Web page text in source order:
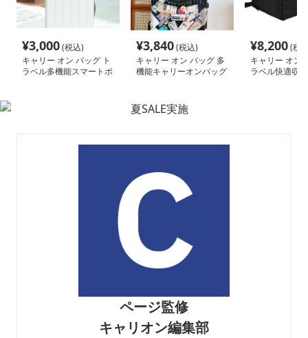
¥3,000(税込)
キャリー オン バッグ ト
ラベル多機能スマートボ
¥3,840(税込)
キャリー オン バッグ 多
機能キャリーオンバッグ
¥8,200(税
キャリー オン
ラベル快適収
ページ監修
キャリオン編集部